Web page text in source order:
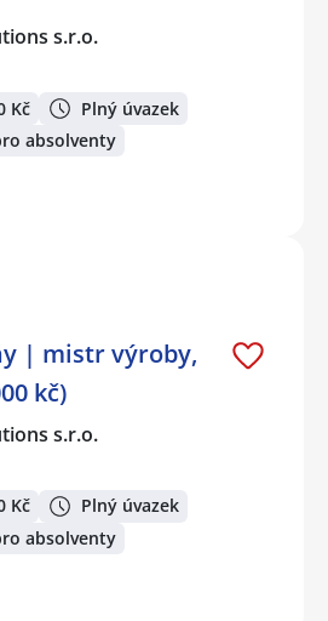
s.r.o.
Kč
Plný úvazek
absolventy
| mistr výroby,
kč)
s.r.o.
Kč
Plný úvazek
absolventy